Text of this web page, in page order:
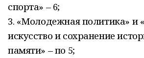
спорта» – 6;
3. «Молодежная политика» и
искусство и сохранение
памяти» – по 5;